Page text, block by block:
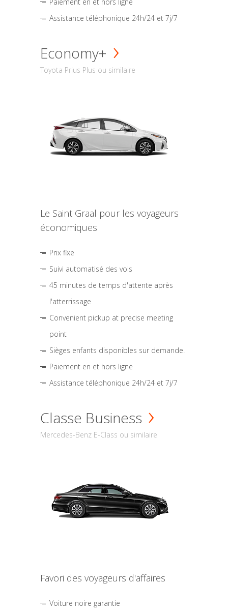
Assistance téléphonique 24h/24 et 7j/7
Economy+
Toyota Prius Plus ou similaire
Le Saint Graal pour les voyageurs
économiques
Prix fixe
Suivi automatisé des vols
45 minutes de temps d'attente après
l'atterrissage
Convenient pickup at precise meeting
point
Sièges enfants disponibles sur demande.
Paiement en et hors ligne
Assistance téléphonique 24h/24 et 7j/7
Classe Business
Mercedes-Benz E-Class ou similaire
Favori des voyageurs d'affaires
Voiture noire garantie